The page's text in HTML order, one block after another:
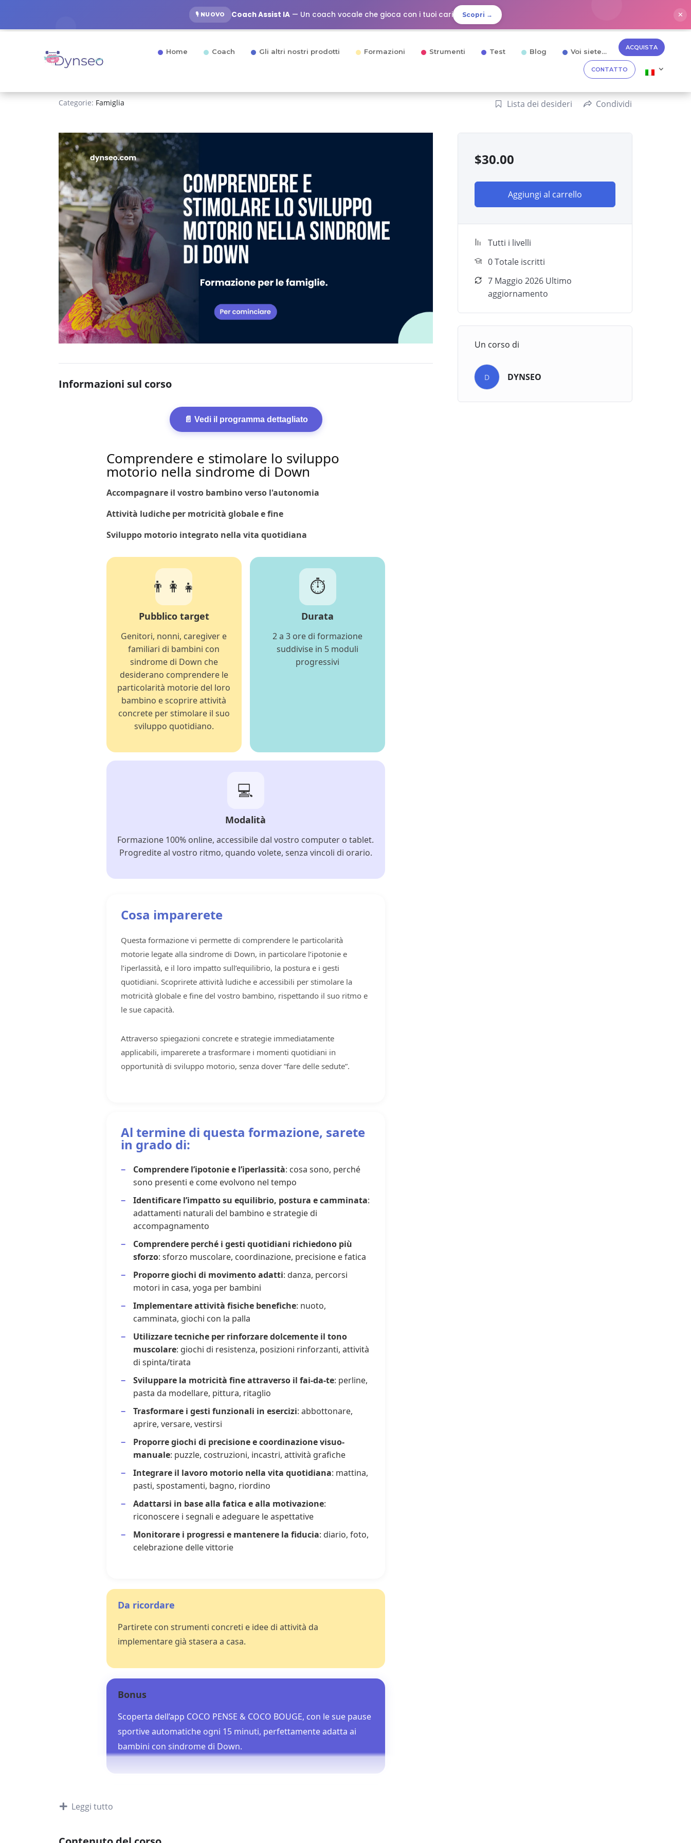
🎙️ NUOVO Coach Assist IA— Un coach vocale che gioca con i tuoi cari Scopri → ✕
Home Coach Gli altri nostri prodotti Formazioni Strumenti Test Blog Voi siete… ACQUISTA
CONTATTO
Categorie: Famiglia Lista dei desideri Condividi
Informazioni sul corso
📄 Vedi il programma dettagliato
Comprendere e stimolare lo sviluppo
motorio nella sindrome di Down
Accompagnare il vostro bambino verso l'autonomia
Attività ludiche per motricità globale e fine
Sviluppo motorio integrato nella vita quotidiana
👨‍👩‍👧
Pubblico target
Genitori, nonni, caregiver e
familiari di bambini con
sindrome di Down che
desiderano comprendere le
particolarità motorie del loro
bambino e scoprire attività
concrete per stimolare il suo
sviluppo quotidiano.
⏱️
Durata
2 a 3 ore di formazione
suddivise in 5 moduli
progressivi
💻
Modalità
Formazione 100% online, accessibile dal vostro computer o tablet.
Progredite al vostro ritmo, quando volete, senza vincoli di orario.
Cosa imparerete
Questa formazione vi permette di comprendere le particolarità
motorie legate alla sindrome di Down, in particolare l’ipotonie e
l’iperlassità, e il loro impatto sull’equilibrio, la postura e i gesti
quotidiani. Scoprirete attività ludiche e accessibili per stimolare la
motricità globale e fine del vostro bambino, rispettando il suo ritmo e
le sue capacità.
Attraverso spiegazioni concrete e strategie immediatamente
applicabili, imparerete a trasformare i momenti quotidiani in
opportunità di sviluppo motorio, senza dover “fare delle sedute”.
Al termine di questa formazione, sarete
in grado di:
Comprendere l’ipotonie e l’iperlassità: cosa sono, perché
sono presenti e come evolvono nel tempo
Identificare l’impatto su equilibrio, postura e camminata:
adattamenti naturali del bambino e strategie di
accompagnamento
Comprendere perché i gesti quotidiani richiedono più
sforzo: sforzo muscolare, coordinazione, precisione e fatica
Proporre giochi di movimento adatti: danza, percorsi
motori in casa, yoga per bambini
Implementare attività fisiche benefiche: nuoto,
camminata, giochi con la palla
Utilizzare tecniche per rinforzare dolcemente il tono
muscolare: giochi di resistenza, posizioni rinforzanti, attività
di spinta/tirata
Sviluppare la motricità fine attraverso il fai-da-te: perline,
pasta da modellare, pittura, ritaglio
Trasformare i gesti funzionali in esercizi: abbottonare,
aprire, versare, vestirsi
Proporre giochi di precisione e coordinazione visuo-
manuale: puzzle, costruzioni, incastri, attività grafiche
Integrare il lavoro motorio nella vita quotidiana: mattina,
pasti, spostamenti, bagno, riordino
Adattarsi in base alla fatica e alla motivazione:
riconoscere i segnali e adeguare le aspettative
Monitorare i progressi e mantenere la fiducia: diario, foto,
celebrazione delle vittorie
Da ricordare
Partirete con strumenti concreti e idee di attività da
implementare già stasera a casa.
Bonus
Scoperta dell’app COCO PENSE & COCO BOUGE, con le sue pause
sportive automatiche ogni 15 minuti, perfettamente adatta ai
bambini con sindrome di Down.
Leggi tutto
$30.00
Aggiungi al carrello
Tutti i livelli
0 Totale iscritti
7 Maggio 2026 Ultimo
aggiornamento
Un corso di
D DYNSEO